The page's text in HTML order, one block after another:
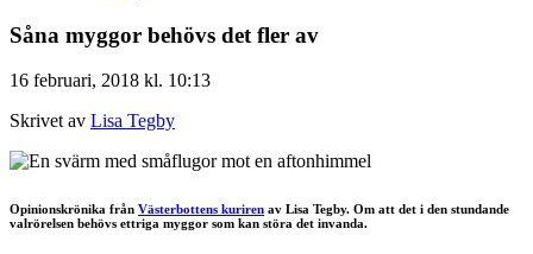
Såna myggor behövs det fler av
16 februari, 2018 kl. 10:13
Skrivet av Lisa Tegby
Opinionskrönika från Västerbottens kuriren av Lisa Tegby. Om att det i den stundande
valrörelsen behövs ettriga myggor som kan störa det invanda.